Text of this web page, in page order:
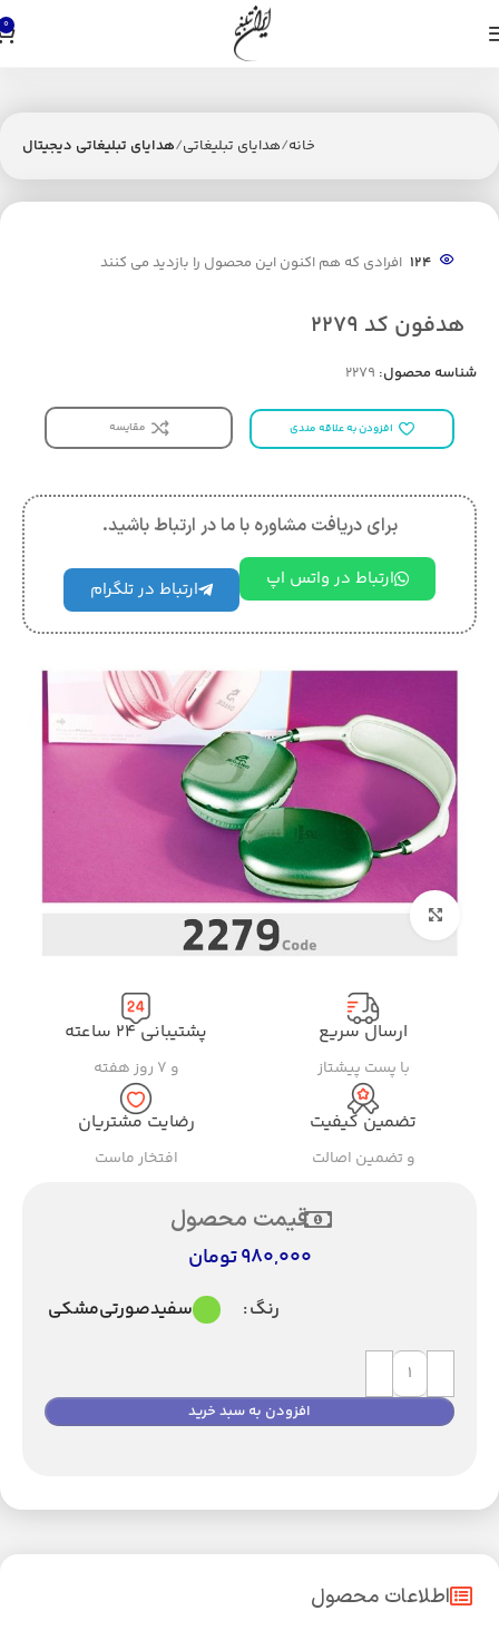
0
خانه هدایای تبلیغاتی هدایای تبلیغاتی دیجیتال
124 افرادی که هم اکنون این محصول را بازدید می کنند
هدفون کد 2279
شناسه محصول: 2279
افزودن به علاقه مندی مقایسه
برای دریافت مشاوره با ما در ارتباط باشید.
ارتباط در واتس اپ ارتباط در تلگرام
ارسال سریع
با پست پیشتاز
پشتیبانی ۲۴ ساعته
و ۷ روز هفته
تضمین کیفیت
و تضمین اصالت
رضایت مشتریان
افتخار ماست
قیمت محصول
980,000تومان
رنگ سفیدصورتیمشکی
افزودن به سبد خرید
اطلاعات محصول